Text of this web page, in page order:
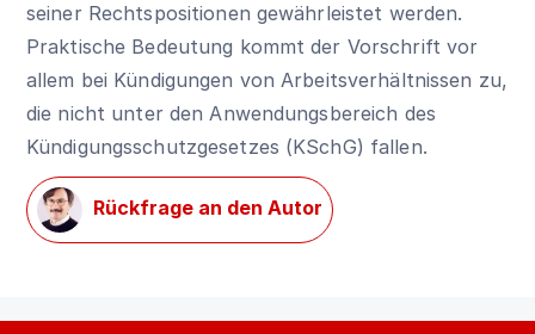
seiner Rechtspositionen gewährleistet werden.
Praktische Bedeutung kommt der Vorschrift vor
allem bei Kündigungen von Arbeitsverhältnissen zu,
die nicht unter den Anwendungsbereich des
Kündigungsschutzgesetzes (KSchG) fallen.
Rückfrage an den Autor